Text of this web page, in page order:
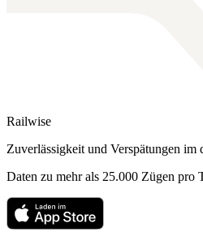
Railwise
Zuverlässigkeit und Verspätungen im
Daten zu mehr als 25.000 Zügen pro